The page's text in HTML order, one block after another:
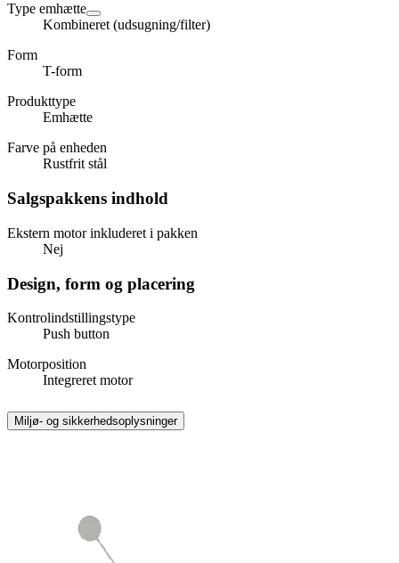
Type emhætte
Kombineret (udsugning/filter)
Form
T-form
Produkttype
Emhætte
Farve på enheden
Rustfrit stål
Salgspakkens indhold
Ekstern motor inkluderet i pakken
Nej
Design, form og placering
Kontrolindstillingstype
Push button
Motorposition
Integreret motor
Miljø- og sikkerhedsoplysninger